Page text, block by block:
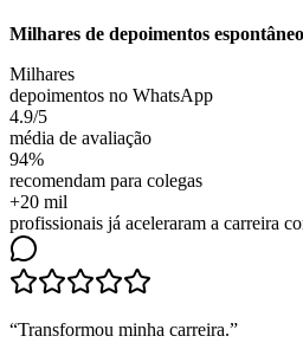
Milhares de depoimentos
Milhares
depoimentos no WhatsApp
4.9/5
média de avaliação
94%
recomendam para colegas
+20 mil
profissionais já aceleraram a carreira
“Transformou minha carreira.”